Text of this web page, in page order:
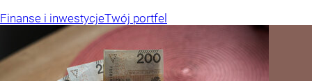
Finanse i inwestycjeTwój portfel